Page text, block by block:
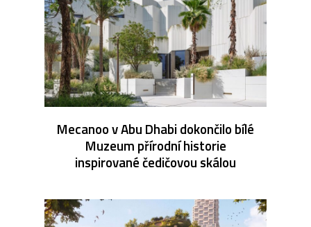
Mecanoo v Abu Dhabi dokončilo bílé
Muzeum přírodní historie
inspirované čedičovou skálou